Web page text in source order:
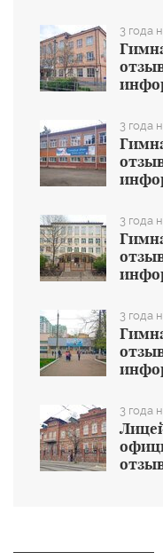
3 года
3 года
3 года
3 года
3 года